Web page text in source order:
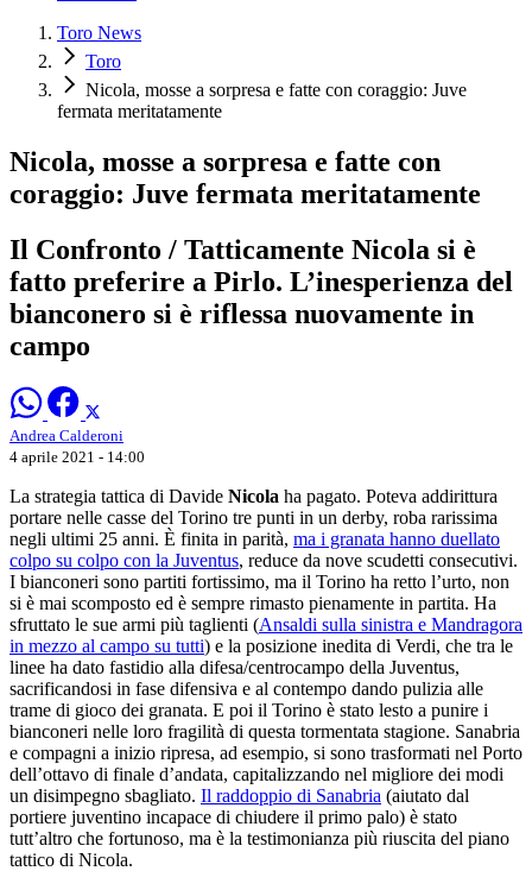
Toro News
Toro
Nicola, mosse a sorpresa e fatte con coraggio: Juve
fermata meritatamente
Nicola, mosse a sorpresa e fatte con
coraggio: Juve fermata meritatamente
Il Confronto / Tatticamente Nicola si è
fatto preferire a Pirlo. L’inesperienza del
bianconero si è riflessa nuovamente in
campo
Andrea Calderoni
4 aprile 2021 - 14:00
La strategia tattica di Davide Nicola ha pagato. Poteva addirittura
portare nelle casse del Torino tre punti in un derby, roba rarissima
negli ultimi 25 anni. È finita in parità, ma i granata hanno duellato
colpo su colpo con la Juventus, reduce da nove scudetti consecutivi.
I bianconeri sono partiti fortissimo, ma il Torino ha retto l’urto, non
si è mai scomposto ed è sempre rimasto pienamente in partita. Ha
sfruttato le sue armi più taglienti (Ansaldi sulla sinistra e Mandragora
in mezzo al campo su tutti) e la posizione inedita di Verdi, che tra le
linee ha dato fastidio alla difesa/centrocampo della Juventus,
sacrificandosi in fase difensiva e al contempo dando pulizia alle
trame di gioco dei granata. E poi il Torino è stato lesto a punire i
bianconeri nelle loro fragilità di questa tormentata stagione. Sanabria
e compagni a inizio ripresa, ad esempio, si sono trasformati nel Porto
dell’ottavo di finale d’andata, capitalizzando nel migliore dei modi
un disimpegno sbagliato. Il raddoppio di Sanabria (aiutato dal
portiere juventino incapace di chiudere il primo palo) è stato
tutt’altro che fortunoso, ma è la testimonianza più riuscita del piano
tattico di Nicola.